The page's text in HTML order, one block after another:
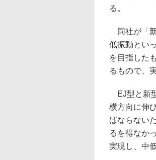
る。
同社が「
低振動とい
を目指した
るもので、
EJ型と新
横方向に伸
ばならない
るを得なか
実現し、中